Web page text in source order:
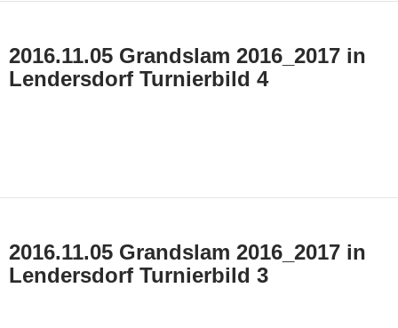
2016.11.05 Grandslam 2016_2017 in
Lendersdorf Turnierbild 4
2016.11.05 Grandslam 2016_2017 in
Lendersdorf Turnierbild 3